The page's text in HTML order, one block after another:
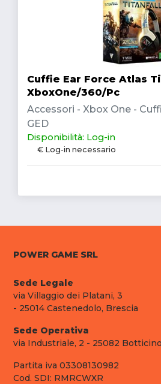
Cuffie Ear Force Atlas
XboxOne/360/Pc
Accessori - Xbox One -
GED
Disponibilità: Log-in
€ Log-in necessario
POWER GAME SRL
Sede Legale
via Villaggio dei Platani, 3
- 25014 Castenedolo, Brescia
Sede Operativa
via Industriale, 2 - 25082
Partita iva 03308130982
Cod. SDI: RMRCWXR